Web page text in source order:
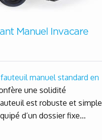
Manuel Invacare
fauteuil manuel standard en
une solidité
est robuste et simple
d’un dossier fixe...